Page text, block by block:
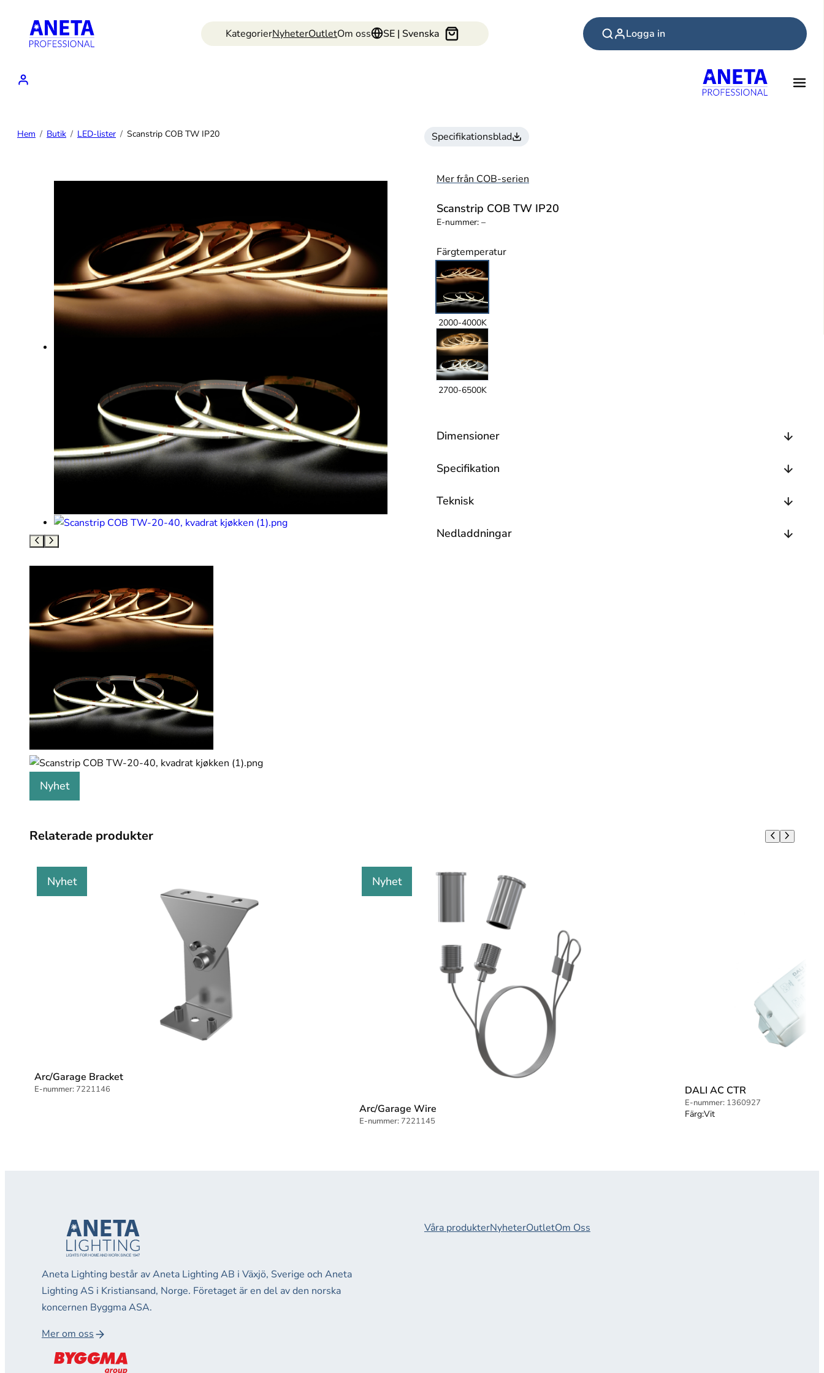
innehåll
KategorierNyheterOutletOm oss SE | Svenska Logga in
Hem Butik LED-lister Scanstrip COB TW IP20 Specifikationsblad
Nyhet
Mer från COB-serien
Scanstrip COB TW IP20
E-nummer: –
Färgtemperatur
2000-4000K
2700-6500K
Dimensioner
Specifikation
Teknisk
Nedladdningar
Relaterade produkter
Nyhet
Arc/Garage Bracket
E-nummer: 7221146
Nyhet
Arc/Garage Wire
E-nummer: 7221145
DALI AC CTR
E-nummer: 1360927
Färg:Vit
Aneta Lighting består av Aneta Lighting AB i Växjö, Sverige och Aneta
Lighting AS i Kristiansand, Norge. Företaget är en del av den norska
koncernen Byggma ASA.
Mer om oss
Våra produkterNyheterOutletOm Oss